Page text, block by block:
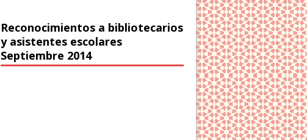
Reconocimientos a bibliotecarios
y asistentes escolares
Septiembre 2014